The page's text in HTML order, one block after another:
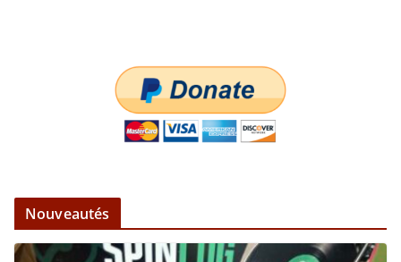
Nouveautés